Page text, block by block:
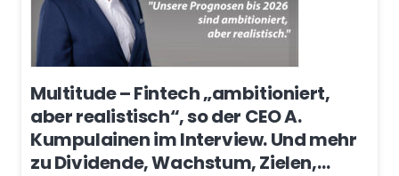
Multitude – Fintech „ambitioniert,
aber realistisch“, so der CEO A.
Kumpulainen im Interview. Und mehr
zu Dividende, Wachstum, Zielen,…